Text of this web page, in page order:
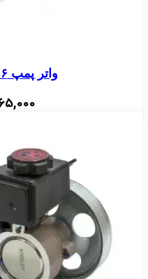
واتر پمپ ۲۰۶ تیپ ۵ امکو